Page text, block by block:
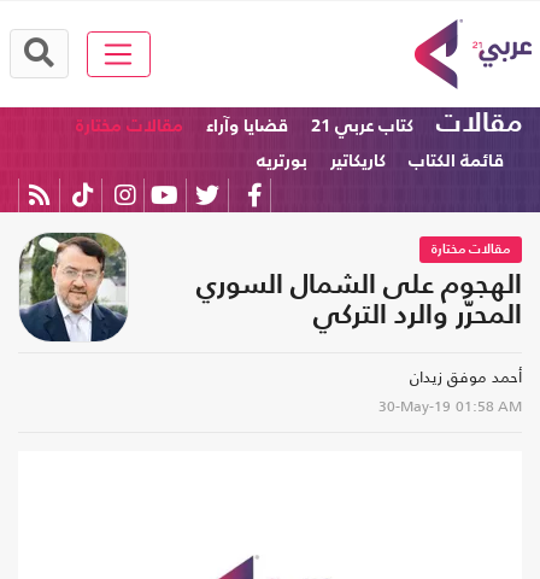
مقالات كتاب عربي 21 قضايا وآراء
مقالات مختارة
قائمة الكتاب
كاريكاتير بورتريه
مقالات مختارة
الهجوم على الشمال السوري
المحرّر والرد التركي
أحمد موفق زيدان
30-May-19 01:58 AM